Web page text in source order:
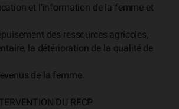
et l’information de la femme et
des ressources agricoles,
la détérioration de la qualité de
de la femme.
DU RFCP